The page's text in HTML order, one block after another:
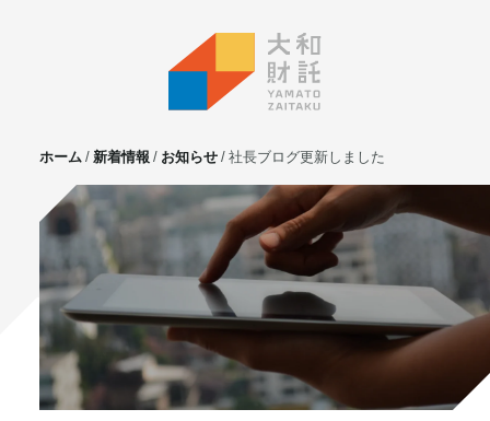
サービス
不動産投資
⼟地活⽤
マンション管理
賃貸管理
実需用戸建・マンション
ホテル事業
ホーム 新着情報 お知らせ 社長ブログ更新しました